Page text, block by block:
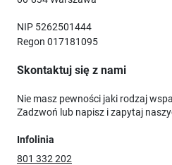
NIP 5262501444
Regon 017181095
Skontaktuj się z nami
Nie masz pewności jaki rodzaj
Zadzwoń lub napisz i zapytaj
Infolinia
801 332 202